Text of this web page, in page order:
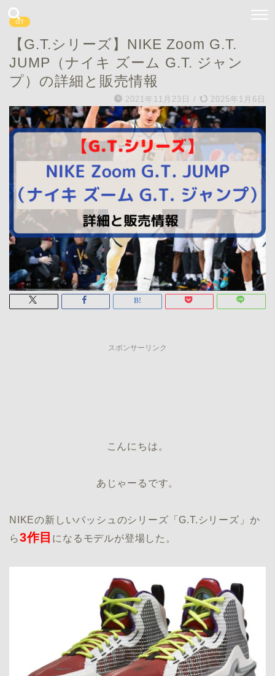
GT
【G.T.シリーズ】NIKE Zoom G.T.
JUMP（ナイキ ズーム G.T. ジャン
プ）の詳細と販売情報
2021年11月23日 / 2025年1月6日
スポンサーリンク
こんにちは。
あじゃーるです。
NIKEの新しいバッシュのシリーズ「G.T.シリーズ」か
ら3作目 になるモデルが登場した。